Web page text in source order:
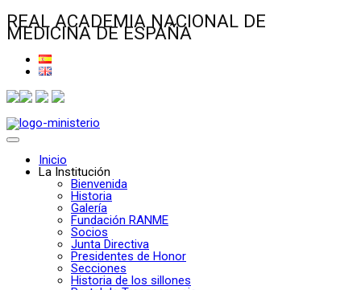
REAL ACADEMIA NACIONAL DE
MEDICINA DE ESPAÑA
Inicio
La Institución
Bienvenida
Historia
Galería
Fundación RANME
Socios
Junta Directiva
Presidentes de Honor
Secciones
Historia de los sillones